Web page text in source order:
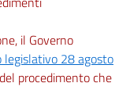
il Governo
legislativo 28 agosto
procedimento che